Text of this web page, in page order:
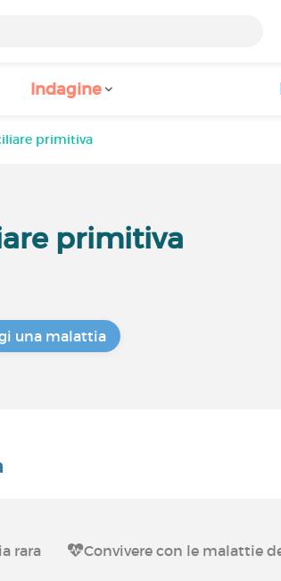
Indagine
primitiva
primitiva
una malattia
rara Convivere con le malattie